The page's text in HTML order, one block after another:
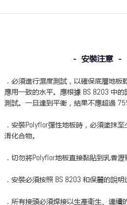
- 安裝注意 -
．必須進行濕度測試，以確保底層地板
應用一致的水平。應根據 BS 8203 中的
測試。一旦達到平衡，結果不應超過
．安裝Polyflor彈性地板時，必須塗抹至
滑化合物。
． 切勿將Polyflor地板直接黏貼到乳香瀝
． 安裝必須按照 BS 8203 和保麗的說明
． 所有接頭必須焊接以生產衛生、連續